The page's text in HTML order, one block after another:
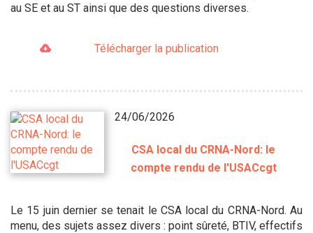
au SE et au ST ainsi que des questions diverses.
Télécharger la publication
24/06/2026
CSA local du CRNA-Nord: le
compte rendu de l'USACcgt
Le 15 juin dernier se tenait le CSA local du CRNA-Nord. Au
menu, des sujets assez divers : point sûreté, BTIV, effectifs